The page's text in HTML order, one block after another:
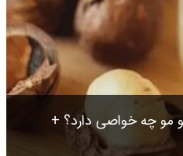
مو چه خواصی دارد؟ +